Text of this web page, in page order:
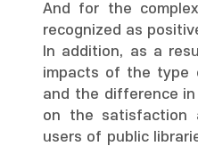
And for the
recognized as
In addition, as a
impacts of the type
and the difference
on the satisfaction
users of public